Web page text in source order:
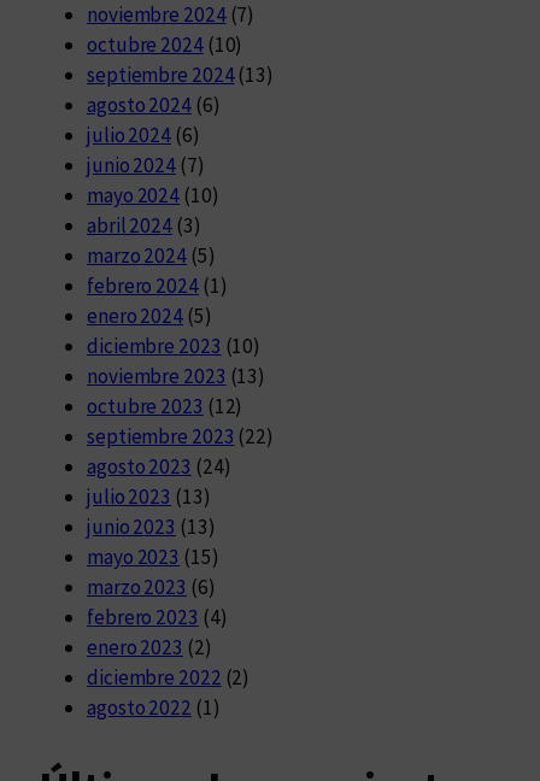
noviembre 2024(7)
octubre 2024(10)
septiembre 2024(13)
agosto 2024(6)
julio 2024 (6)
junio 2024 (7)
mayo 2024 (10)
abril 2024 (3)
marzo 2024 (5)
febrero 2024(1)
enero 2024 (5)
diciembre 2023 (10)
noviembre 2023 (13)
octubre 2023 (12)
septiembre 2023 (22)
agosto 2023 (24)
julio 2023 (13)
junio 2023 (13)
mayo 2023 (15)
marzo 2023 (6)
febrero 2023 (4)
enero 2023 (2)
diciembre 2022 (2)
agosto 2022 (1)